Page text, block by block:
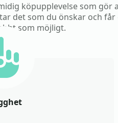
köpupplevelse som gör
det som du önskar och får
som möjligt.